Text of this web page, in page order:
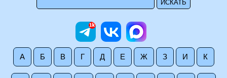
А Б В Г Д Е Ж З И К